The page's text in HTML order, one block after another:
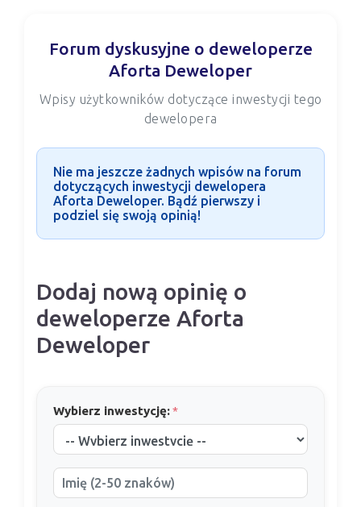
Forum dyskusyjne o deweloperze
Aforta Deweloper
Wpisy użytkowników dotyczące inwestycji tego
dewelopera
Nie ma jeszcze żadnych wpisów na forum
dotyczących inwestycji dewelopera
Aforta Deweloper. Bądź pierwszy i
podziel się swoją opinią!
Dodaj nową opinię o
deweloperze Aforta
Deweloper
Wybierz inwestycję:*